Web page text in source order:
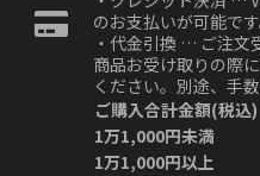
のお支払いが可能です
・代金引換 … ご注文
商品お受け取りの際
ください。別途、手
ご購入合計金額(税込)
1万1,000円未満
1万1,000円以上